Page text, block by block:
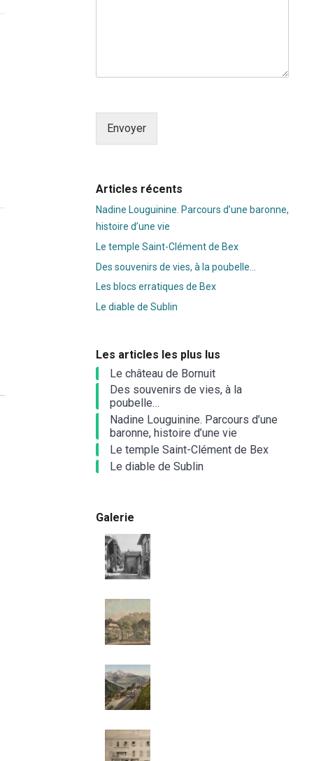
Envoyer
Articles récents
Nadine Louguinine. Parcours d’une baronne,
histoire d’une vie
Le temple Saint-Clément de Bex
Des souvenirs de vies, à la poubelle…
Les blocs erratiques de Bex
Le diable de Sublin
Les articles les plus lus
Le château de Bornuit
Des souvenirs de vies, à la
poubelle…
Nadine Louguinine. Parcours d’une
baronne, histoire d’une vie
Le temple Saint-Clément de Bex
Le diable de Sublin
Galerie